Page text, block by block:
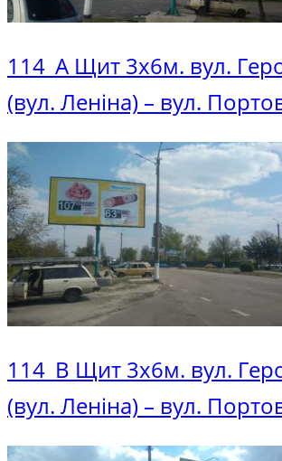
114_A Щит 3х6м. вул.
(вул. Леніна) – вул.
114_В Щит 3х6м. вул.
(вул. Леніна) – вул.